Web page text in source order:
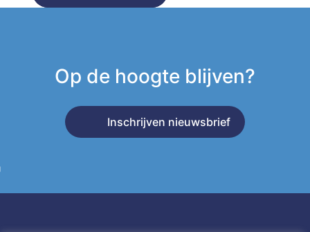
Op de hoogte blijven?
Inschrijven nieuwsbrief